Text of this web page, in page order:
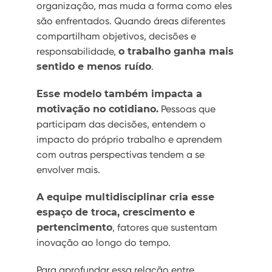
organização, mas muda a forma como eles
são enfrentados. Quando áreas diferentes
compartilham objetivos, decisões e
responsabilidade, o trabalho ganha mais
sentido e menos ruído.
Esse modelo também impacta a
motivação no cotidiano. Pessoas que
participam das decisões, entendem o
impacto do próprio trabalho e aprendem
com outras perspectivas tendem a se
envolver mais.
A equipe multidisciplinar cria esse
espaço de troca, crescimento e
pertencimento, fatores que sustentam
inovação ao longo do tempo.